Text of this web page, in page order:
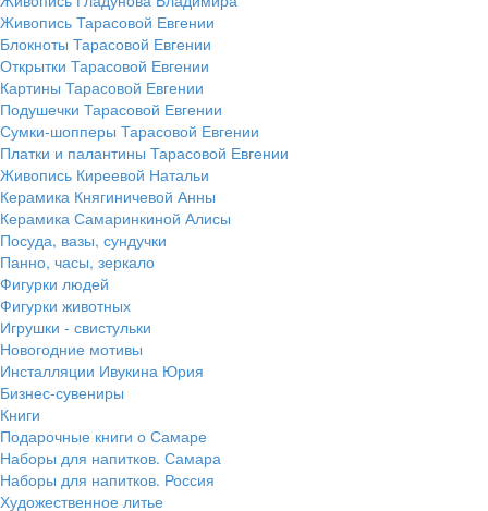
Живопись Тарасовой Евгении
Блокноты Тарасовой Евгении
Открытки Тарасовой Евгении
Картины Тарасовой Евгении
Подушечки Тарасовой Евгении
Сумки-шопперы Тарасовой Евгении
Платки и палантины Тарасовой Евгении
Живопись Киреевой Натальи
Керамика Княгиничевой Анны
Керамика Самаринкиной Алисы
Посуда, вазы, сундучки
Панно, часы, зеркало
Фигурки людей
Фигурки животных
Игрушки - свистульки
Новогодние мотивы
Инсталляции Ивукина Юрия
Бизнес-сувениры
Книги
Подарочные книги о Самаре
Наборы для напитков. Самара
Наборы для напитков. Россия
Художественное литье